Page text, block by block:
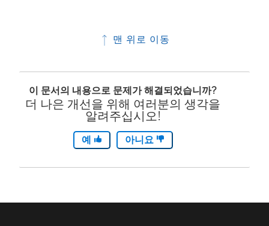
맨 위로 이동
이 문서의 내용으로 문제가 해결되었습니까?
더 나은 개선을 위해 여러분의 생각을
알려주십시오!
예 아니요